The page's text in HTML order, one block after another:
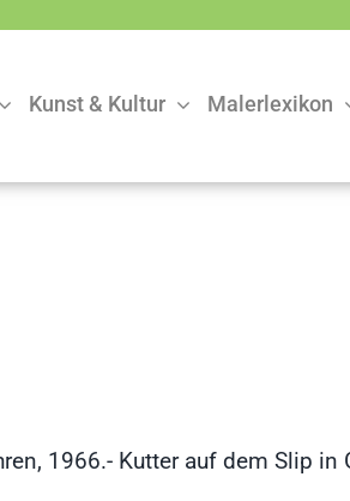
Kunst & Kultur Malerlexikon
1966.- Kutter auf dem Slip in